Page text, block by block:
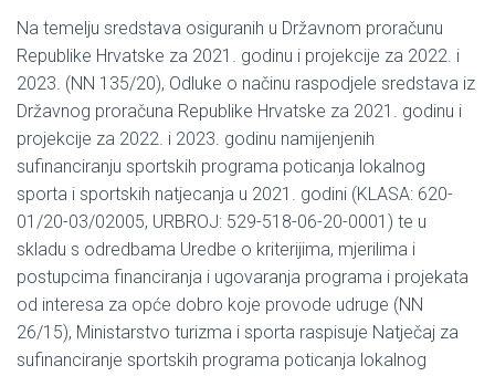
Na temelju sredstava osiguranih u Državnom proračunu
Republike Hrvatske za 2021. godinu i projekcije za 2022. i
2023. (NN 135/20), Odluke o načinu raspodjele sredstava iz
Državnog proračuna Republike Hrvatske za 2021. godinu i
projekcije za 2022. i 2023. godinu namijenjenih
sufinanciranju sportskih programa poticanja lokalnog
sporta i sportskih natjecanja u 2021. godini (KLASA: 620-
01/20-03/02005, URBROJ: 529-518-06-20-0001) te u
skladu s odredbama Uredbe o kriterijima, mjerilima i
postupcima financiranja i ugovaranja programa i projekata
od interesa za opće dobro koje provode udruge (NN
26/15), Ministarstvo turizma i sporta raspisuje Natječaj za
sufinanciranje sportskih programa poticanja lokalnog